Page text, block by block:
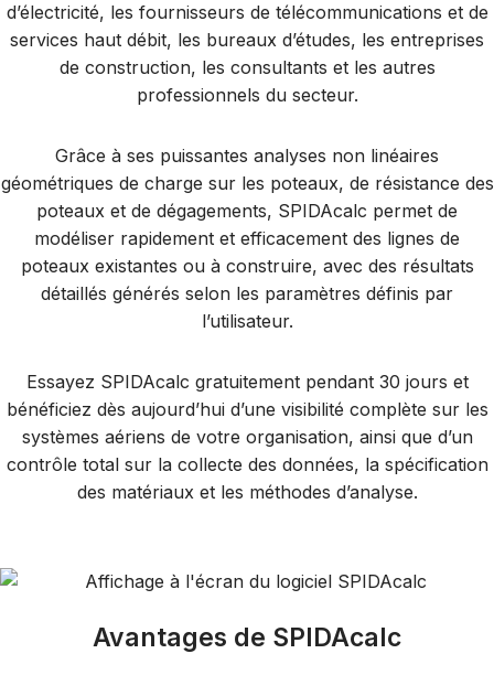
d’électricité, les fournisseurs de télécommunications et de
services haut débit, les bureaux d’études, les entreprises
de construction, les consultants et les autres
professionnels du secteur.
Grâce à ses puissantes analyses non linéaires
géométriques de charge sur les poteaux, de résistance des
poteaux et de dégagements, SPIDAcalc permet de
modéliser rapidement et efficacement des lignes de
poteaux existantes ou à construire, avec des résultats
détaillés générés selon les paramètres définis par
l’utilisateur.
Essayez SPIDAcalc gratuitement pendant 30 jours et
bénéficiez dès aujourd’hui d’une visibilité complète sur les
systèmes aériens de votre organisation, ainsi que d’un
contrôle total sur la collecte des données, la spécification
des matériaux et les méthodes d’analyse.
Avantages de SPIDAcalc